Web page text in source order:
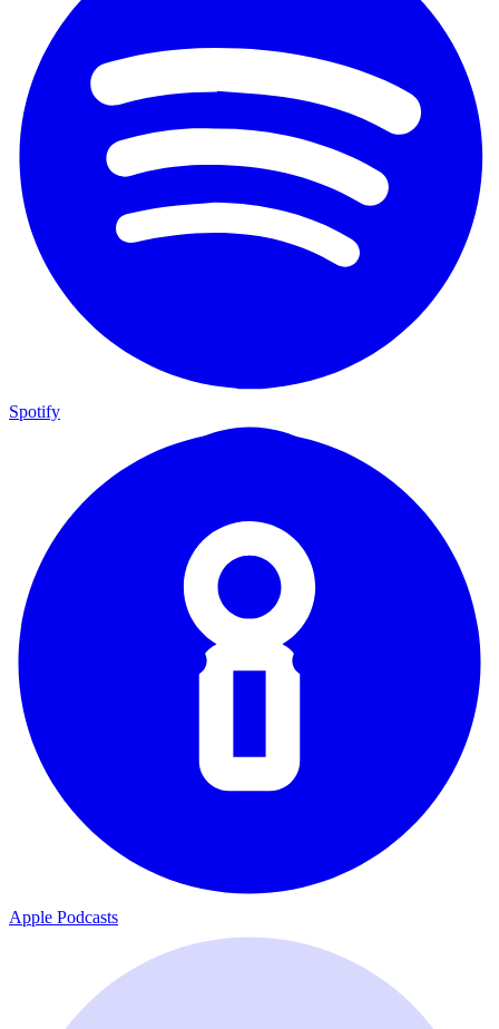
Spotify
Apple Podcasts